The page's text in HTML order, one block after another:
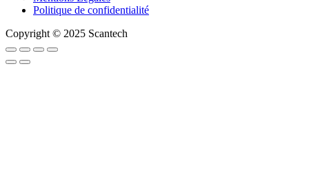
Politique de confidentialité
Copyright © 2025 Scantech